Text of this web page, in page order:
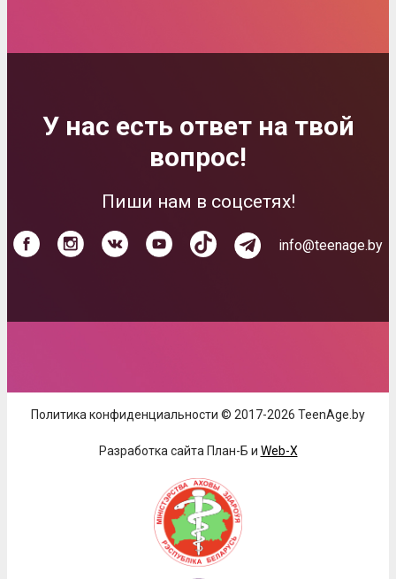
У нас есть ответ на твой
вопрос!
Пиши нам в соцсетях!
info@teenage.by
Политика конфиденциальности © 2017-2026 TeenAge.by
Разработка сайта План-Б и Web-X